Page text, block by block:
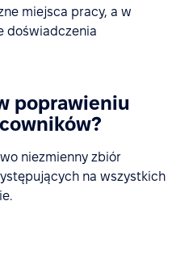
miejsca pracy, a w
doświadczenia
poprawieniu
niezmienny zbiór
na wszystkich